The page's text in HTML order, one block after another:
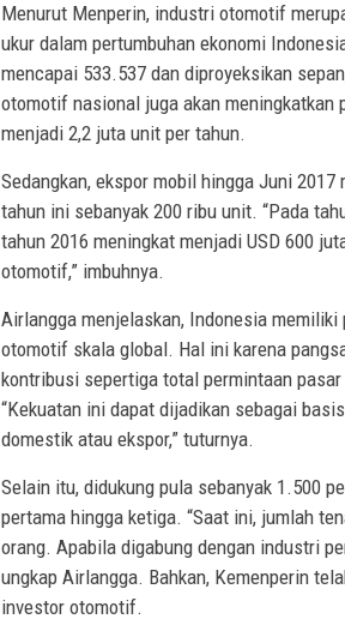
Menurut Menperin, industri otomotif
ukur dalam pertumbuhan ekonomi
mencapai 533.537 dan diproyeksikan
otomotif nasional juga akan meningkatkan
menjadi 2,2 juta unit per tahun.
Sedangkan, ekspor mobil hingga Juni
tahun ini sebanyak 200 ribu unit. “Pada
tahun 2016 meningkat menjadi USD 600
otomotif,” imbuhnya.
Airlangga menjelaskan, Indonesia
otomotif skala global. Hal ini karena
kontribusi sepertiga total permintaan
“Kekuatan ini dapat dijadikan sebagai
domestik atau ekspor,” tuturnya.
Selain itu, didukung pula sebanyak 1.500
pertama hingga ketiga. “Saat ini, jumlah
orang. Apabila digabung dengan industri
ungkap Airlangga. Bahkan, Kemenperin
investor otomotif.